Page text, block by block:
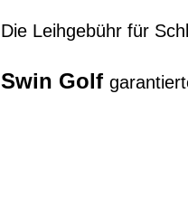
Die Leihgebühr für
Swin Golf